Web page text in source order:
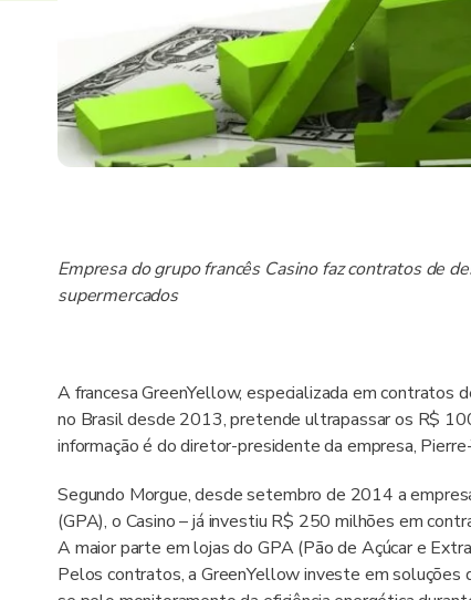
Empresa do grupo francês Casino faz contratos de
supermercados
A francesa GreenYellow, especializada em contratos
no Brasil desde 2013, pretende ultrapassar os R$
informação é do diretor-presidente da empresa,
Segundo Morgue, desde setembro de 2014 a
(GPA), o Casino – já investiu R$ 250 milhões em
A maior parte em lojas do GPA (Pão de Açúcar e
Pelos contratos, a GreenYellow investe em soluções